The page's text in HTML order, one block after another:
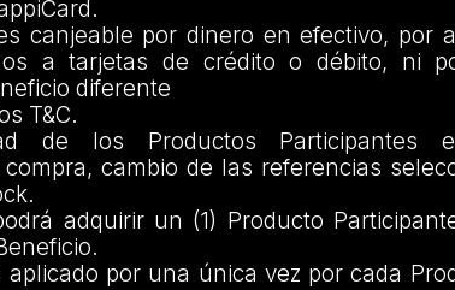
canjeable por dinero en efectivo, por
a tarjetas de crédito o débito, ni
diferente
T&C.
de los Productos Participantes
cambio de las referencias
adquirir un (1) Producto
aplicado por una única vez por cada